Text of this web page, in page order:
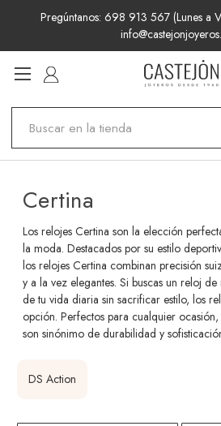
Pregúntanos: 698 913 567 (Lunes a
Certina
Los relojes Certina son la elección
la moda. Destacados por su estilo
los relojes Certina combinan precisión
y a la vez elegantes. Si buscas un reloj
de tu vida diaria sin sacrificar estilo, los
opción. Perfectos para cualquier
son sinónimo de durabilidad y
DS Action